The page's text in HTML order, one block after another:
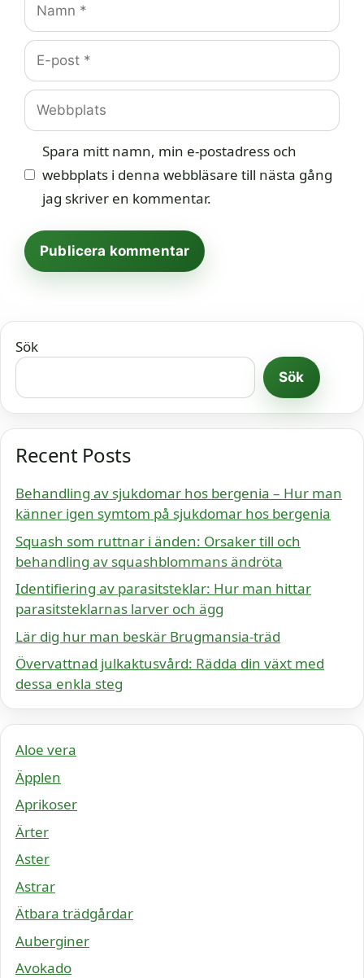
E-
post
Webbplats
Spara mitt namn, min e-postadress och
webbplats i denna webbläsare till nästa gång
jag skriver en kommentar.
Sök
Sök
Recent Posts
Behandling av sjukdomar hos bergenia – Hur man
känner igen symtom på sjukdomar hos bergenia
Squash som ruttnar i änden: Orsaker till och
behandling av squashblommans ändröta
Identifiering av parasitsteklar: Hur man hittar
parasitsteklarnas larver och ägg
Lär dig hur man beskär Brugmansia-träd
Övervattnad julkaktusvård: Rädda din växt med
dessa enkla steg
Aloe vera
Äpplen
Aprikoser
Ärter
Aster
Astrar
Ätbara trädgårdar
Auberginer
Avokado